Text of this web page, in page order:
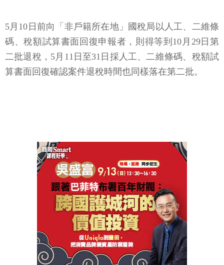
5月10日前向「非戶籍所在地」國稅局以人工、二維條
碼、稅額試算書面回復申報者，則得等到10月29日第
二批退稅，5月11日至31日採人工、二維條碼、稅額試
算書面回復確認案件退稅時間也同樣落在第二批。